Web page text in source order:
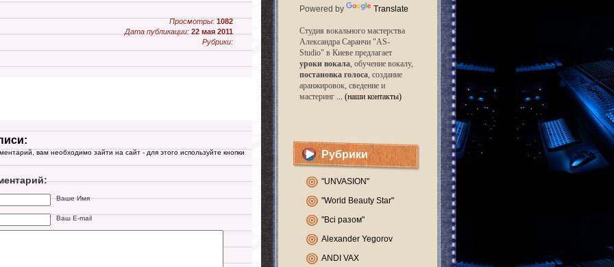
Просмотры: 1082
Дата публикации: 22 мая 2011
Рубрики:
вам необходимо зайти на сайт - для этого используйте кнопки
Ваше Имя
Ваш E-mail
Powered by Translate
Студия вокального мастерства
Александра Саранчи "AS-
Studio" в Киеве предлагает
уроки вокала, обучение вокалу,
постановка голоса, создание
аранжировок, сведение и
мастеринг ... (наши контакты)
Рубрики
"UNVASION"
"World Beauty Star"
"Всі разом"
Alexander Yegorov
ANDI VAX